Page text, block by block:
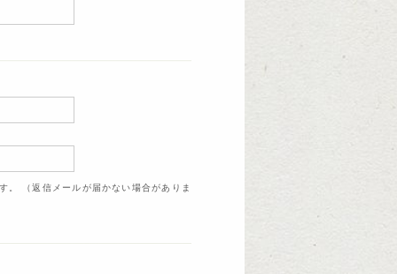
（返信メールが届かない場合がありま